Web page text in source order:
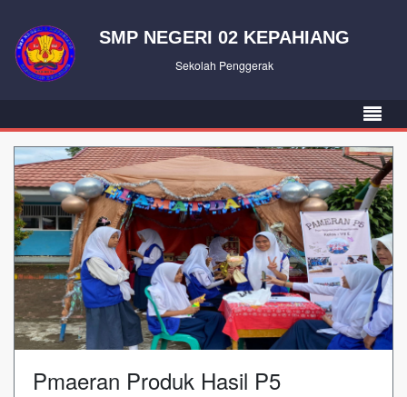
SMP NEGERI 02 KEPAHIANG
Sekolah Penggerak
Pmaeran Produk Hasil P5